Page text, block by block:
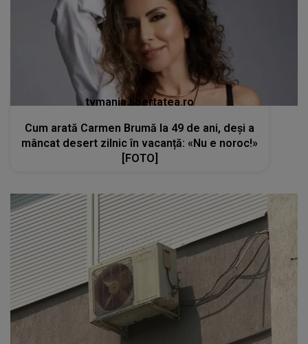
tvmania.libertatea.ro
Cum arată Carmen Brumă la 49 de ani, deși a
mâncat desert zilnic în vacanță: «Nu e noroc!»
[FOTO]